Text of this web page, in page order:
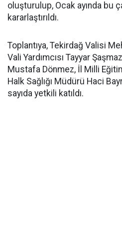
oluşturulup, Ocak ayında bu
kararlaştırıldı.
Toplantıya, Tekirdağ Valisi
Vali Yardımcısı Tayyar
Mustafa Dönmez, İl Milli
Halk Sağlığı Müdürü Haci
sayıda yetkili katıldı.